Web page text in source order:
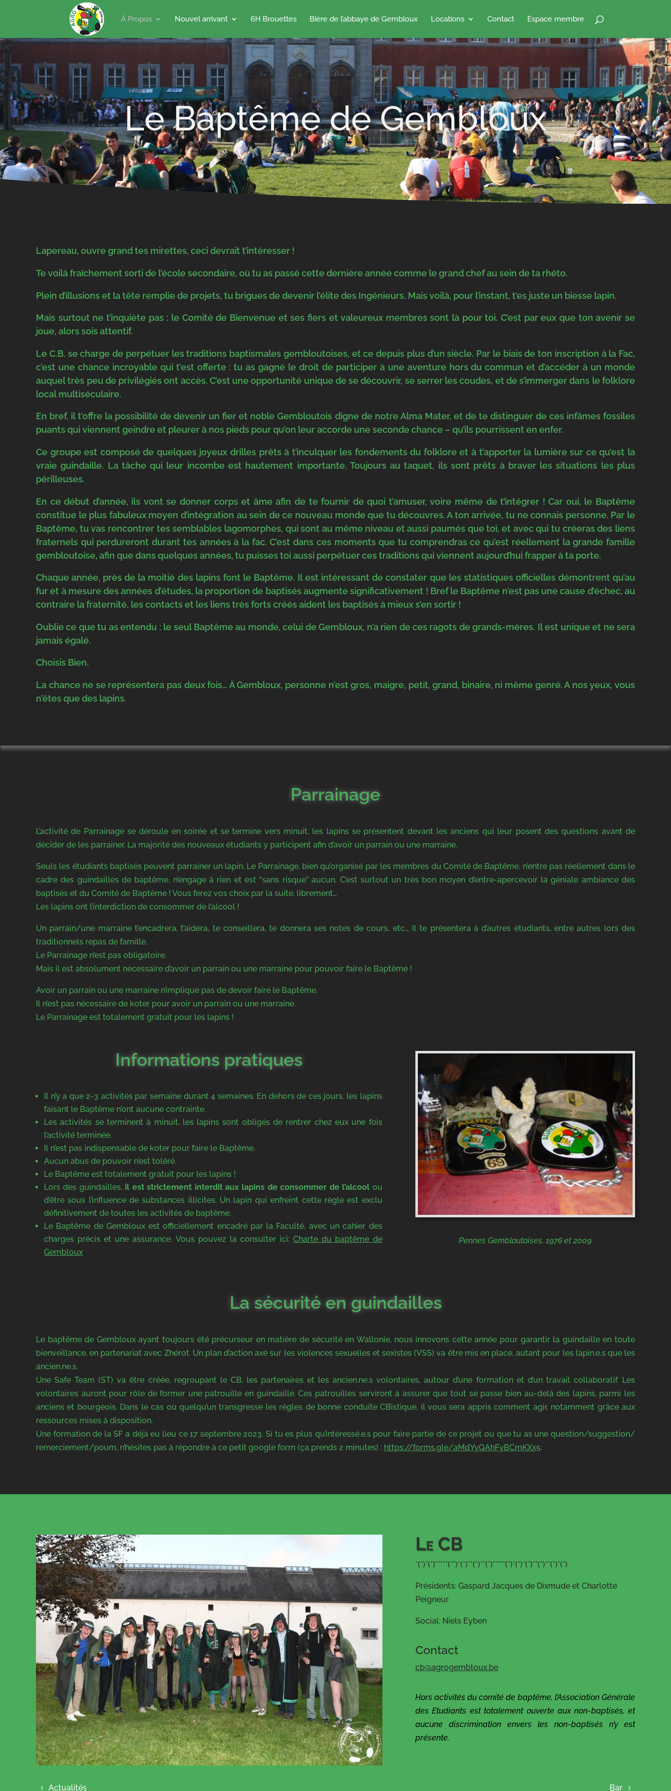
À Propos Nouvel arrivant 6H Brouettes Bière de l’abbaye de Gembloux Locations Contact Espace membre
Le Baptême de Gembloux
Lapereau, ouvre grand tes mirettes, ceci devrait t’intéresser !
Te voilà fraîchement sorti de l’école secondaire, où tu as passé cette dernière année comme le grand chef au sein de ta rhéto.
Plein d’illusions et la tête remplie de projets, tu brigues de devenir l’élite des Ingénieurs. Mais voilà, pour l’instant, t’es juste un biesse lapin.
Mais surtout ne t’inquiète pas : le Comité de Bienvenue et ses fiers et valeureux membres sont là pour toi. C’est par eux que ton avenir se
joue, alors sois attentif.
Le C.B. se charge de perpétuer les traditions baptismales gembloutoises, et ce depuis plus d’un siècle. Par le biais de ton inscription à la Fac,
c’est une chance incroyable qui t’est offerte : tu as gagné le droit de participer à une aventure hors du commun et d’accéder à un monde
auquel très peu de privilégiés ont accès. C’est une opportunité unique de se découvrir, se serrer les coudes, et de s’immerger dans le folklore
local multiséculaire.
En bref, il t’offre la possibilité de devenir un fier et noble Gembloutois digne de notre Alma Mater, et de te distinguer de ces infâmes fossiles
puants qui viennent geindre et pleurer à nos pieds pour qu’on leur accorde une seconde chance – qu’ils pourrissent en enfer.
Ce groupe est composé de quelques joyeux drilles prêts à t’inculquer les fondements du folklore et à t’apporter la lumière sur ce qu’est la
vraie guindaille. La tâche qui leur incombe est hautement importante. Toujours au taquet, ils sont prêts à braver les situations les plus
périlleuses.
En ce début d’année, ils vont se donner corps et âme afin de te fournir de quoi t’amuser, voire même de t’intégrer ! Car oui, le Baptême
constitue le plus fabuleux moyen d’intégration au sein de ce nouveau monde que tu découvres. A ton arrivée, tu ne connais personne. Par le
Baptême, tu vas rencontrer tes semblables lagomorphes, qui sont au même niveau et aussi paumés que toi, et avec qui tu créeras des liens
fraternels qui perdureront durant tes années à la fac. C’est dans ces moments que tu comprendras ce qu’est réellement la grande famille
gembloutoise, afin que dans quelques années, tu puisses toi aussi perpétuer ces traditions qui viennent aujourd’hui frapper à ta porte.
Chaque année, près de la moitié des lapins font le Baptême. Il est intéressant de constater que les statistiques officielles démontrent qu’au
fur et à mesure des années d’études, la proportion de baptisés augmente significativement ! Bref le Baptême n’est pas une cause d’échec, au
contraire la fraternité, les contacts et les liens très forts créés aident les baptisés à mieux s’en sortir !
Oublie ce que tu as entendu : le seul Baptême au monde, celui de Gembloux, n’a rien de ces ragots de grands-mères. Il est unique et ne sera
jamais égalé.
Choisis Bien.
La chance ne se représentera pas deux fois… À Gembloux, personne n’est gros, maigre, petit, grand, binaire, ni même genré. A nos yeux, vous
n’êtes que des lapins.
Parrainage
L’activité de Parrainage se déroule en soirée et se termine vers minuit, les lapins se présentent devant les anciens qui leur posent des questions avant de
décider de les parrainer. La majorité des nouveaux étudiants y participent afin d’avoir un parrain ou une marraine.
Seuls les étudiants baptisés peuvent parrainer un lapin. Le Parrainage, bien qu’organisé par les membres du Comité de Baptême, n’entre pas réellement dans le
cadre des guindailles de baptême, n’engage à rien et est “sans risque” aucun. C’est surtout un très bon moyen d’entre-apercevoir la géniale ambiance des
baptisés et du Comité de Baptême ! Vous ferez vos choix par la suite, librement…
Les lapins ont l’interdiction de consommer de l’alcool !
Un parrain/une marraine t’encadrera, t’aidera, te conseillera, te donnera ses notes de cours, etc… Il te présentera à d’autres étudiants, entre autres lors des
traditionnels repas de famille.
Le Parrainage n’est pas obligatoire.
Mais il est absolument nécessaire d’avoir un parrain ou une marraine pour pouvoir faire le Baptême !
Avoir un parrain ou une marraine n’implique pas de devoir faire le Baptême.
Il n’est pas nécessaire de koter pour avoir un parrain ou une marraine.
Le Parrainage est totalement gratuit pour les lapins !
Informations pratiques
Il n’y a que 2-3 activités par semaine durant 4 semaines. En dehors de ces jours, les lapins
faisant le Baptême n’ont aucune contrainte.
Les activités se terminent à minuit, les lapins sont obligés de rentrer chez eux une fois
l’activité terminée.
Il n’est pas indispensable de koter pour faire le Baptême.
Aucun abus de pouvoir n’est toléré.
Le Baptême est totalement gratuit pour les lapins !
Lors des guindailles, il est strictement interdit aux lapins de consommer de l’alcool ou
d’être sous l’influence de substances illicites. Un lapin qui enfreint cette règle est exclu
définitivement de toutes les activités de baptême.
Le Baptême de Gembloux est officiellement encadré par la Faculté, avec un cahier des
charges précis et une assurance. Vous pouvez la consulter ici:Charte du baptême de
Gembloux
Pennes Gembloutoises, 1976 et 2009
La sécurité en guindailles
Le baptême de Gembloux ayant toujours été précurseur en matière de sécurité en Wallonie, nous innovons cette année pour garantir la guindaille en toute
bienveillance, en partenariat avec Zhérot. Un plan d’action axé sur les violences sexuelles et sexistes (VSS) va être mis en place, autant pour les lapin.e.s que les
ancien.ne.s.
Une Safe Team (ST) va être créée, regroupant le CB, les partenaires et les ancien.ne.s volontaires, autour d’une formation et d’un travail collaboratif. Les
volontaires auront pour rôle de former une patrouille en guindaille. Ces patrouilles serviront à assurer que tout se passe bien au-delà des lapins, parmi les
anciens et bourgeois. Dans le cas où quelqu’un transgresse les règles de bonne conduite CBistique, il vous sera appris comment agir, notamment grâce aux
ressources mises à disposition.
Une formation de la SF a déjà eu lieu ce 17 septembre 2023.Si tu es plus qu’intéressé.e.s pour faire partie de ce projet ou que tu as une question/suggestion/
remerciement/poum, n’hésites pas à répondre à ce petit google form (ça prends 2 minutes) : https://forms.gle/aMdYyQAhFyBCmKXx5.
Le CB
*(*)*(*)*****(**)*(*)**(*)**(*)*****(*)*(*)*(*)**(*)**(*)*(*)
Présidents: Gaspard Jacques de Dixmude et Charlotte
Peigneur
Social: Niels Eyben
Contact
cb@agrogembloux.be
Hors activités du comité de baptême, l’Association Générale
des Etudiants est totalement ouverte aux non-baptisés, et
aucune discrimination envers les non-baptisés n’y est
présente.
Actualités Bar